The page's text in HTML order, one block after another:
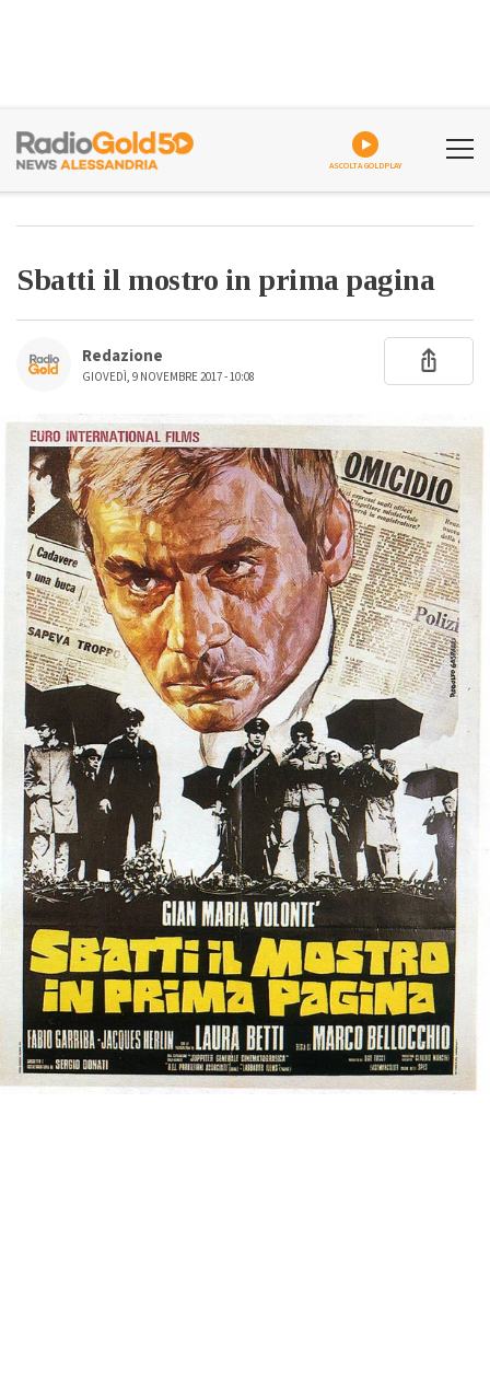
ASCOLTA GOLDPLAY
Sbatti il mostro in prima pagina
Redazione
GIOVEDÌ, 9 NOVEMBRE 2017 - 10:08